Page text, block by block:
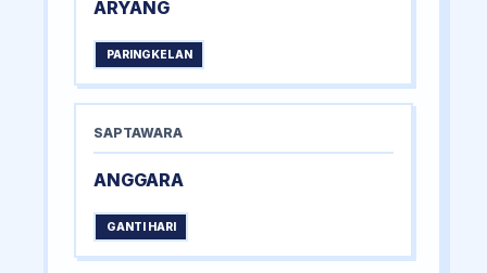
ARYANG
PARINGKELAN
SAPTAWARA
ANGGARA
GANTI HARI